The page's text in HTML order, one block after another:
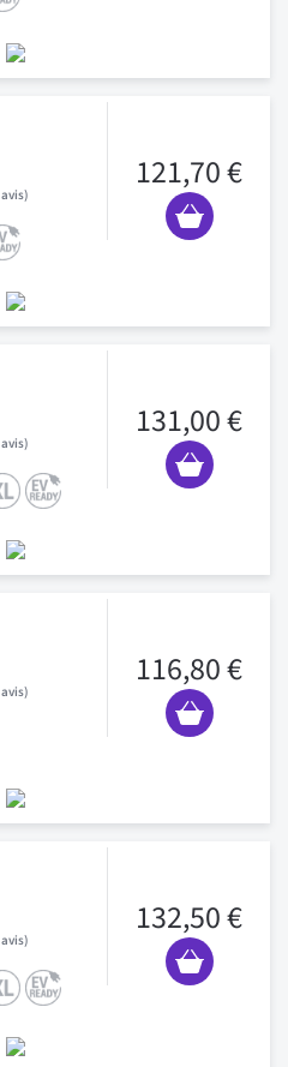
avis
121,70 €
avis
131,00 €
avis
116,80 €
avis
132,50 €